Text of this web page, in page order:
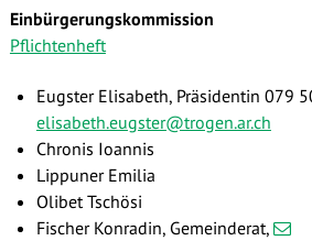
Einbürgerungskommission
Pflichtenheft
Eugster Elisabeth, Präsidentin 079
elisabeth.eugster@trogen.ar.ch
Chronis Ioannis
Lippuner Emilia
Olibet Tschösi
Fischer Konradin, Gemeinderat,